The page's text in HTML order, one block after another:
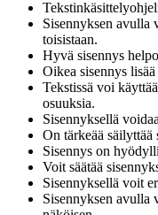
Sisennyksen avulla
toisistaan.
Hyvä sisennys
Oikea sisennys
Tekstissä voi
osuuksia.
Sisennyksellä
On tärkeää säilyttää
Sisennys on
Voit säätää
Sisennyksellä voit
Sisennyksen avulla